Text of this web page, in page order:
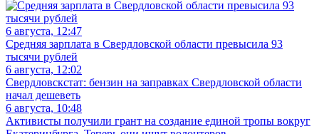
6 августа, 12:47
Средняя зарплата в Свердловской области превысила 93
тысячи рублей
6 августа, 12:02
Свердловскстат: бензин на заправках Свердловской области
начал дешеветь
6 августа, 10:48
Активисты получили грант на создание единой тропы вокруг